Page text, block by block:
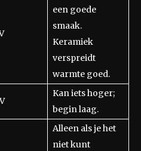
een goede
smaak.
Keramiek
verspreidt
warmte goed.
Kan iets hoger;
begin laag.
Alleen als je het
niet kunt